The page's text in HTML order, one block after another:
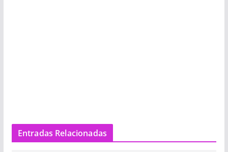
Entradas Relacionadas